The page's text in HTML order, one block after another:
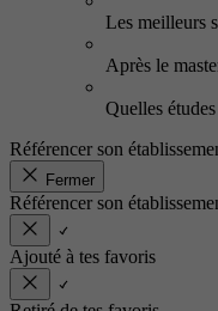
Les meilleurs
Après le
Quelles
Référencer son
Fermer
Référencer son
Ajouté à tes favoris